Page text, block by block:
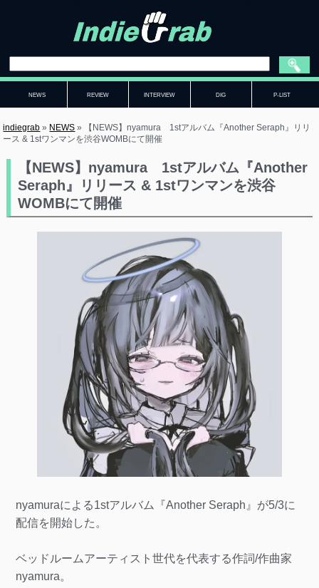
NEWS REVIEW INTERVIEW DIG P-LIST
indiegrab » NEWS »
【NEWS】nyamura 1stアルバム『Another Seraph』リリ
ース & 1stワンマンを渋谷WOMBにて開催
【NEWS】nyamura 1stアルバム『Another
Seraph』リリース & 1stワンマンを渋谷
WOMBにて開催
nyamuraによる1stアルバム『Another Seraph』が5/3に
配信を開始した。
ベッドルームアーティスト世代を代表する作詞/作曲家
nyamura。